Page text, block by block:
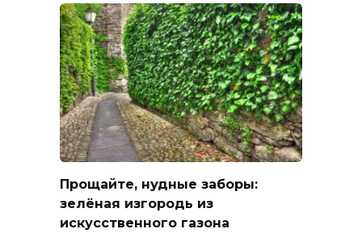
Прощайте, нудные заборы:
зелёная изгородь из
искусственного газона